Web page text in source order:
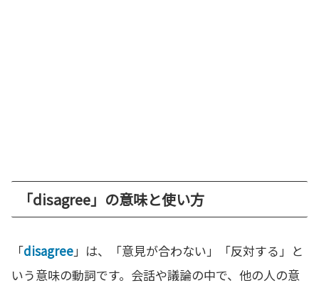
「disagree」の意味と使い方
「disagree」は、「意見が合わない」「反対する」と
いう意味の動詞です。会話や議論の中で、他の人の意